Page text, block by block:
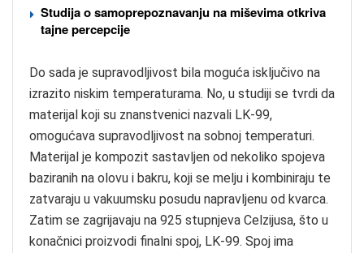
Studija o samoprepoznavanju na miševima otkriva
tajne percepcije
Do sada je supravodljivost bila moguća isključivo na
izrazito niskim temperaturama. No, u studiji se tvrdi da
materijal koji su znanstvenici nazvali LK-99,
omogućava supravodljivost na sobnoj temperaturi.
Materijal je kompozit sastavljen od nekoliko spojeva
baziranih na olovu i bakru, koji se melju i kombiniraju te
zatvaraju u vakuumsku posudu napravljenu od kvarca.
Zatim se zagrijavaju na 925 stupnjeva Celzijusa, što u
konačnici proizvodi finalni spoj, LK-99. Spoj ima